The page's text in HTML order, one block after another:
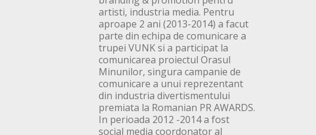
artisti, industria media. Pentru
aproape 2 ani (2013-2014) a facut
parte din echipa de comunicare a
trupei VUNK si a participat la
comunicarea proiectul Orasul
Minunilor, singura campanie de
comunicare a unui reprezentant
din industria divertismentului
premiata la Romanian PR AWARDS.
In perioada 2012 -2014 a fost
social media coordonator al